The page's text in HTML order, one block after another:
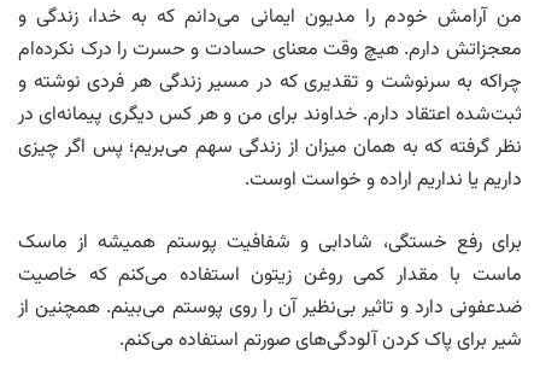
من آرامش خودم را مدیون ایمانی می‌دانم که به خدا، زندگی و
معجزاتش دارم. هیچ وقت معنای حسادت و حسرت را درک نکرده‌ام
چراکه به سرنوشت و تقدیری که در مسیر زندگی هر فردی نوشته و
ثبت‌شده اعتقاد دارم. خداوند برای من و هر کس دیگری پیمانه‌ای در
نظر گرفته که به همان میزان از زندگی سهم می‌بریم؛ پس اگر چیزی
داریم یا نداریم اراده و خواست اوست.
برای رفع خستگی، شادابی و شفافیت پوستم همیشه از ماسک
ماست با مقدار کمی روغن زیتون استفاده می‌کنم که خاصیت
ضدعفونی دارد و تاثیر بی‌نظیر آن را روی پوستم می‌بینم. همچنین از
شیر برای پاک کردن آلودگی‌های صورتم استفاده می‌کنم.